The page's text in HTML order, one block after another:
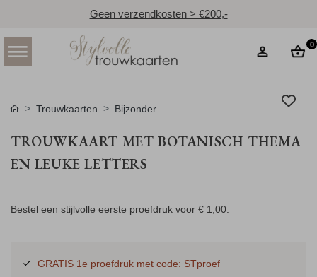
Geen verzendkosten > €200,-
0
Trouwkaarten Bijzonder
TROUWKAART MET BOTANISCH THEMA
EN LEUKE LETTERS
Bestel een stijlvolle eerste proefdruk voor € 1,00.
GRATIS 1e proefdruk met code: STproef